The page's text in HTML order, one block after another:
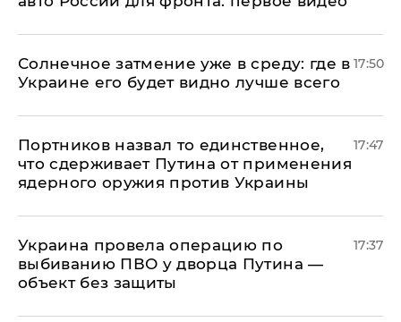
​Солнечное затмение уже в среду: где в
Украине его будет видно лучше всего
17:50
Портников назвал то единственное,
что сдерживает Путина от применения
ядерного оружия против Украины
17:47
Украина провела операцию по
выбиванию ПВО у дворца Путина —
объект без защиты
17:37